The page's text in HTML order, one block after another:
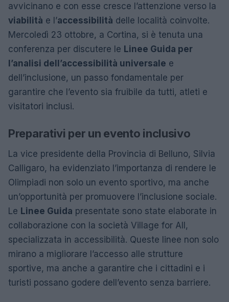
avvicinano e con esse cresce l’attenzione verso la
viabilità e l’accessibilità delle località coinvolte.
Mercoledì 23 ottobre, a Cortina, si è tenuta una
conferenza per discutere le Linee Guida per
l’analisi dell’accessibilità universale e
dell’inclusione, un passo fondamentale per
garantire che l’evento sia fruibile da tutti, atleti e
visitatori inclusi.
Preparativi per un evento inclusivo
La vice presidente della Provincia di Belluno, Silvia
Calligaro, ha evidenziato l’importanza di rendere le
Olimpiadi non solo un evento sportivo, ma anche
un’opportunità per promuovere l’inclusione sociale.
Le Linee Guida presentate sono state elaborate in
collaborazione con la società Village for All,
specializzata in accessibilità. Queste linee non solo
mirano a migliorare l’accesso alle strutture
sportive, ma anche a garantire che i cittadini e i
turisti possano godere dell’evento senza barriere.